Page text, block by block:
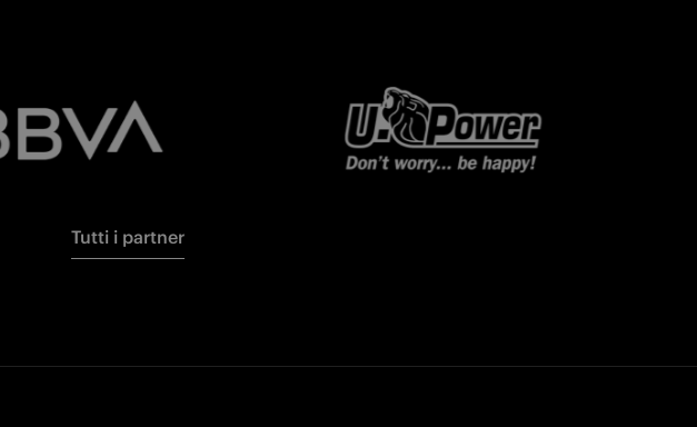
Tutti i partner